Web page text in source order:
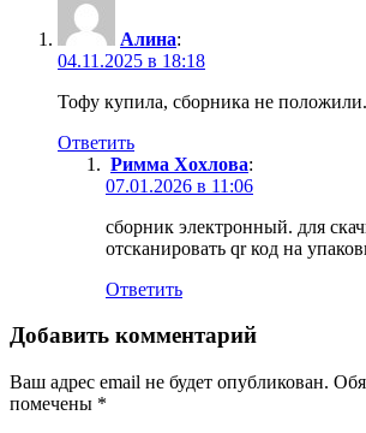
Алина:
04.11.2025 в 18:18
Тофу купила, сборника не
Ответить
Римма Хохлова:
07.01.2026 в 11:06
сборник электронный. для
отсканировать qr код на
Ответить
Добавить комментарий
Ваш адрес email не будет опубликован.
помечены *